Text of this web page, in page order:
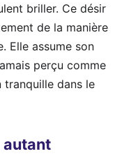
briller. Ce désir
de la manière
Elle assume son
perçu comme
tranquille dans le
autant